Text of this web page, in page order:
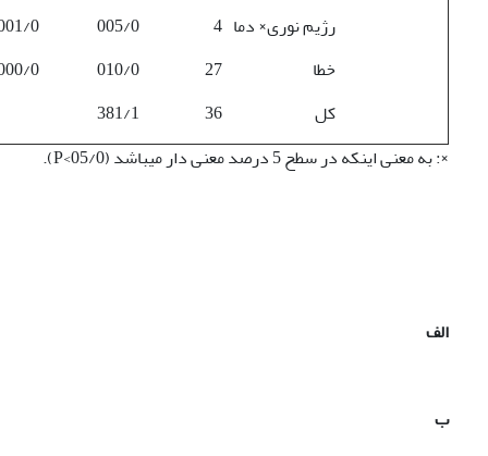
رژیم نوری× دما 4
005/0
0
خطا
27
010/0
0
کل
36
381/1
×: به معنی اینکه در سطح 5 درصد معنی دار می­باشد (05/0>P).
الف
ب